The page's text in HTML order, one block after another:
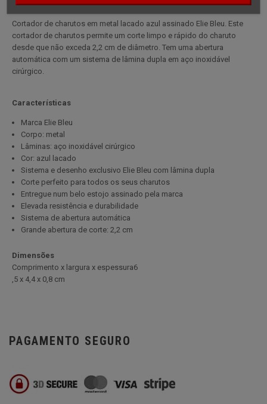
Cortador de charutos em metal lacado azul assinado Elie Bleu. Este
cortador de charutos permite um corte limpo e rápido do charuto
desde que não exceda 2,2 cm de diâmetro. Tem uma abertura
automática com um sistema de lâmina dupla em aço inoxidável
cirúrgico.
Características
Marca Elie Bleu
Corpo: metal
Lâminas: aço inoxidável cirúrgico
Cor: azul lacado
Sistema e desenho exclusivo Elie Bleu com lâmina dupla
Corte perfeito para todos os seus charutos
Entregue num belo estojo assinado pela marca
Elevada resistência e durabilidade
Sistema de abertura automática
Grande abertura de corte: 2,2 cm
Dimensões
Comprimento x largura x espessura6
,5 x 4,4 x 0,8 cm
PAGAMENTO SEGURO